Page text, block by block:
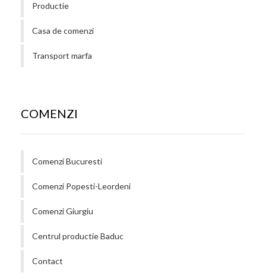
Productie
Casa de comenzi
Transport marfa
COMENZI
Comenzi Bucuresti
Comenzi Popesti-Leordeni
Comenzi Giurgiu
Centrul productie Baduc
Contact